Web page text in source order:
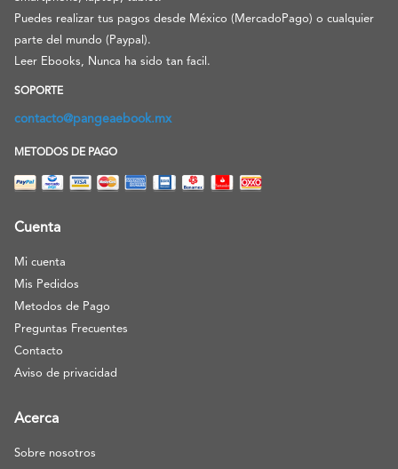
Puedes realizar tus pagos desde México (MercadoPago) o cualquier
parte del mundo (Paypal).
Leer Ebooks, Nunca ha sido tan facil.
SOPORTE
contacto@pangeaebook.mx
METODOS DE PAGO
Cuenta
Mi cuenta
Mis Pedidos
Metodos de Pago
Preguntas Frecuentes
Contacto
Aviso de privacidad
Acerca
Sobre nosotros